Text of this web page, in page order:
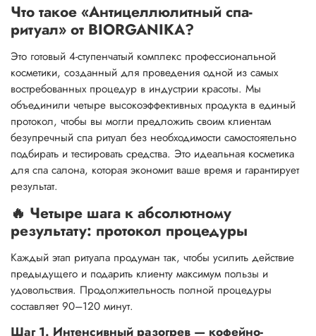
Что такое «Антицеллюлитный спа-
ритуал» от BIORGANIKA?
Это готовый 4-ступенчатый комплекс профессиональной
косметики, созданный для проведения одной из самых
востребованных процедур в индустрии красоты. Мы
объединили четыре высокоэффективных продукта в единый
протокол, чтобы вы могли предложить своим клиентам
безупречный спа ритуал без необходимости самостоятельно
подбирать и тестировать средства. Это идеальная косметика
для спа салона, которая экономит ваше время и гарантирует
результат.
🔥 Четыре шага к абсолютному
результату: протокол процедуры
Каждый этап ритуала продуман так, чтобы усилить действие
предыдущего и подарить клиенту максимум пользы и
удовольствия. Продолжительность полной процедуры
составляет 90–120 минут.
Шаг 1. Интенсивный разогрев — кофейно-